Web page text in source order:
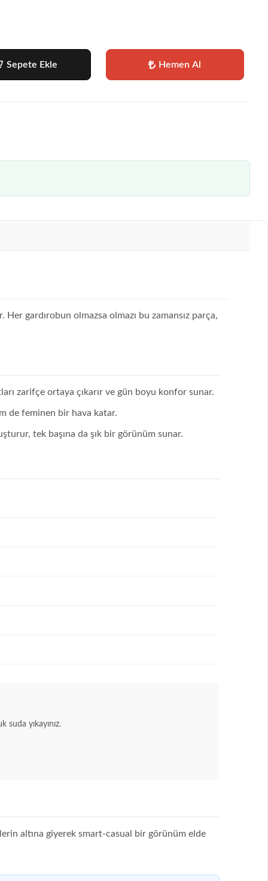
Sepete Ekle Hemen Al
Her gardırobun olmazsa olmazı bu zamansız parça,
zarifçe ortaya çıkarır ve gün boyu konfor sunar.
de feminen bir hava katar.
tek başına da şık bir görünüm sunar.
suda yıkayınız.
altına giyerek smart-casual bir görünüm elde